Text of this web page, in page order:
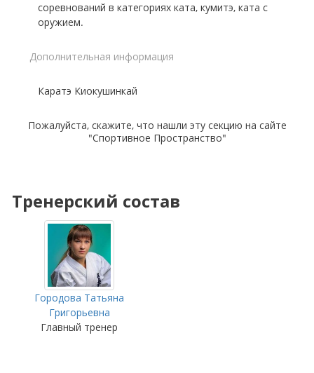
соревнований в категориях ката, кумитэ, ката с
оружием.
Дополнительная информация
Каратэ Киокушинкай
Пожалуйста, скажите, что нашли эту секцию на сайте
"Спортивное Пространство"
Тренерский состав
Городова Татьяна
Григорьевна
Главный тренер